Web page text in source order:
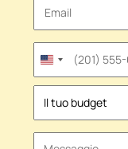
United
States
+1